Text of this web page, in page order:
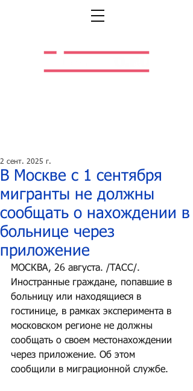
В Москве с 1 сентября
мигранты не должны
сообщать о нахождении в
больнице через
приложение
2 сент. 2025 г.
МОСКВА, 26 августа. /ТАСС/.
Иностранные граждане, попавшие в
больницу или находящиеся в
гостинице, в рамках эксперимента в
московском регионе не должны
сообщать о своем местонахождении
через приложение. Об этом
сообщили в миграционной службе.